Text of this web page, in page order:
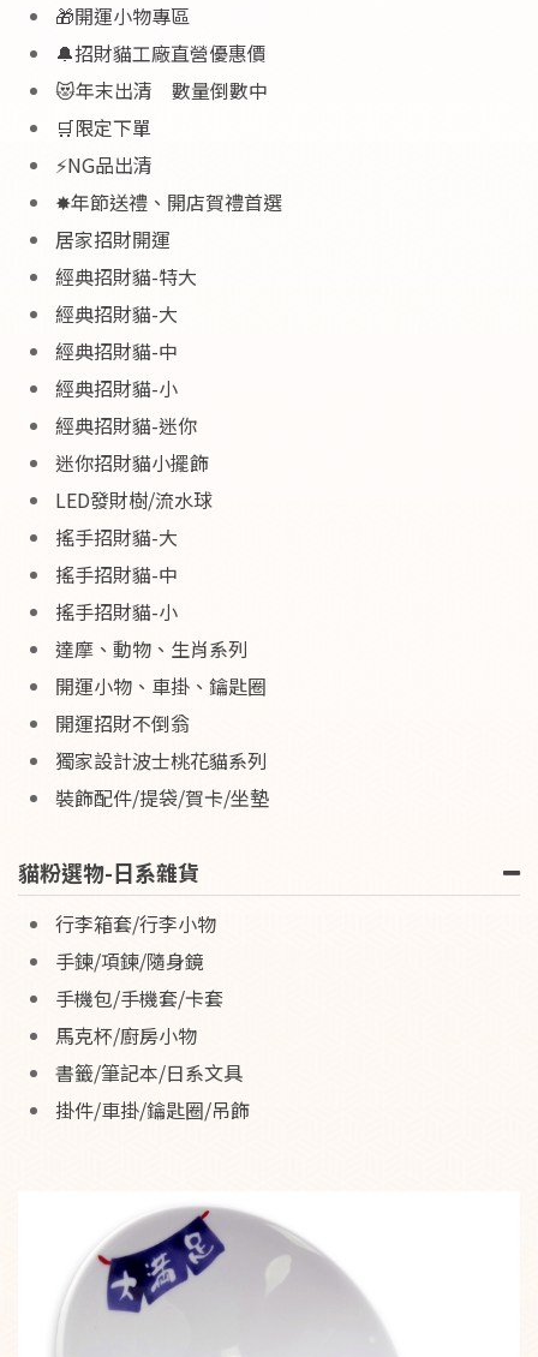
🎁開運小物專區
🔔招財貓工廠直營優惠價
😻年末出清 數量倒數中
🛒限定下單
⚡NG品出清
✸年節送禮、開店賀禮首選
居家招財開運
經典招財貓-特大
經典招財貓-大
經典招財貓-中
經典招財貓-小
經典招財貓-迷你
迷你招財貓小擺飾
LED發財樹/流水球
搖手招財貓-大
搖手招財貓-中
搖手招財貓-小
達摩、動物、生肖系列
開運小物、車掛、鑰匙圈
開運招財不倒翁
獨家設計波士桃花貓系列
裝飾配件/提袋/賀卡/坐墊
貓粉選物-日系雜貨
行李箱套/行李小物
手鍊/項鍊/隨身鏡
手機包/手機套/卡套
馬克杯/廚房小物
書籤/筆記本/日系文具
掛件/車掛/鑰匙圈/吊飾